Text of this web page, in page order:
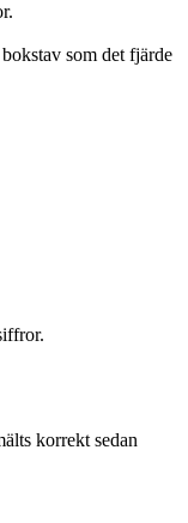
som det fjärde
korrekt sedan